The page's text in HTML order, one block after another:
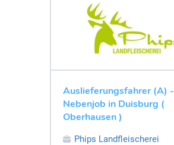
Auslieferungsfahrer (A) -
Nebenjob in Duisburg (
Oberhausen )
Phips Landfleischerei